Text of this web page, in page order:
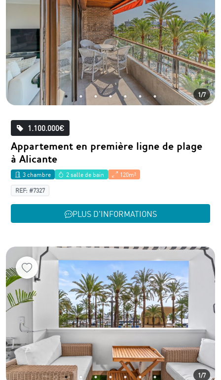
1/7
1.100.000€
Appartement en première ligne de plage
à Alicante
3 chambre 2 salle de bain
120m²
REF: #7327
PLUS D'INFORMATIONS
1/7